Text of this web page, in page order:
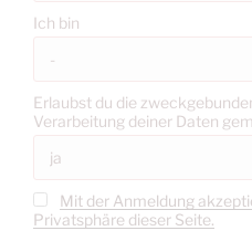
Ich bin
Erlaubst du die
Verarbeitung deiner Daten
Mit der Anmeldung
Privatsphäre dieser Seite.